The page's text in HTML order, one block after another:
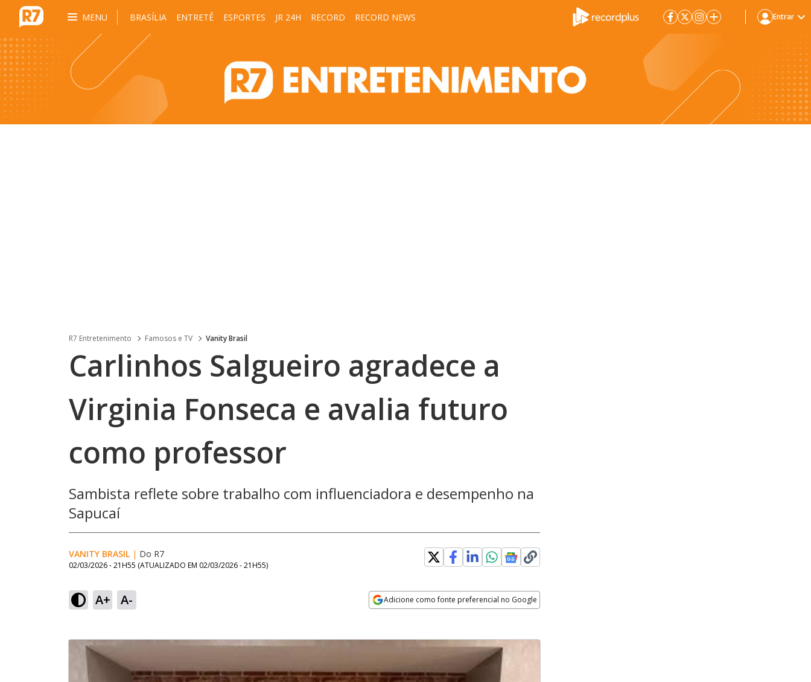
MENU BRASÍLIA ENTRETÊ ESPORTES JR 24H RECORD RECORD NEWS Entrar
R7 Entretenimento Famosos e TV Vanity Brasil
Carlinhos Salgueiro agradece a
Virginia Fonseca e avalia futuro
como professor
Sambista reflete sobre trabalho com influenciadora e desempenho na
Sapucaí
VANITY BRASIL | Do R7
02/03/2026 - 21H55 (ATUALIZADO EM 02/03/2026 - 21H55)
A+ A- Adicione como fonte preferencial no Google